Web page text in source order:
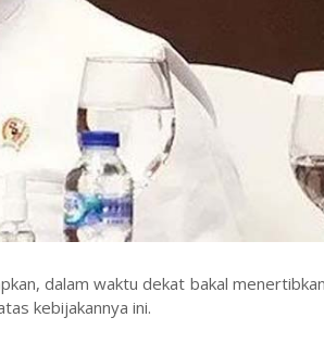
dalam waktu dekat bakal
kebijakannya ini.